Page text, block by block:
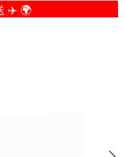
✈️ 🌍